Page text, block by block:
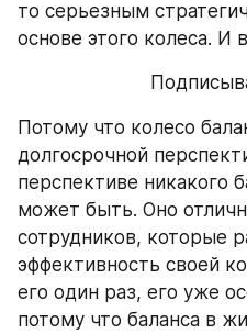
то серьезным
основе этого колеса. И
Потому что колесо
долгосрочной
перспективе никакого
может быть. Оно
сотрудников, которые
эффективность своей
его один раз, его уже
потому что баланса в